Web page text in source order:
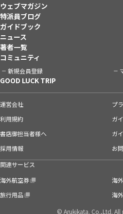
ウェブマガジン
特派員ブログ
ガイドブック
ニュース
著者一覧
コミュニティ
新規会員登録
GOOD LUCK TRIP
運営会社
プ
利用規約
ガ
書店御担当者様へ
ガ
採用情報
お
関連サービス
海外航空券
海
旅行用品
海
© Arukikata. Co.,Ltd. All